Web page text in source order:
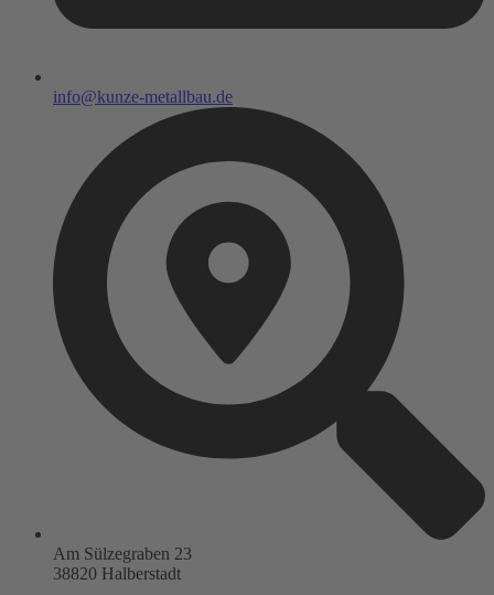
info@kunze-metallbau.de
Am Sülzegraben 23
38820 Halberstadt